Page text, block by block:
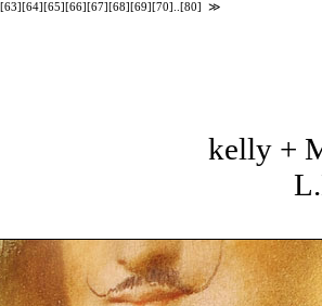
[63] [64] [65] [66] [67] [68] [69] [70] [80] ≫
kelly +